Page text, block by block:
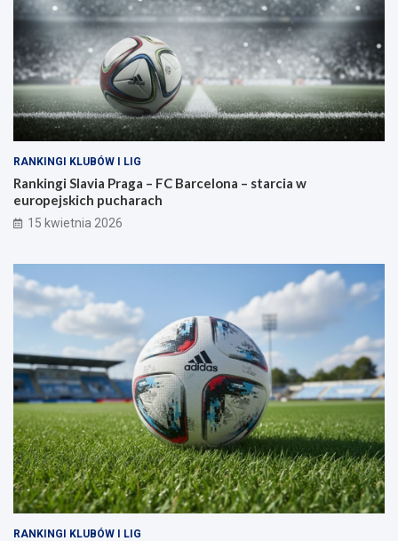
RANKINGI KLUBÓW I LIG
Rankingi Slavia Praga – FC Barcelona – starcia w
europejskich pucharach
15 kwietnia 2026
RANKINGI KLUBÓW I LIG